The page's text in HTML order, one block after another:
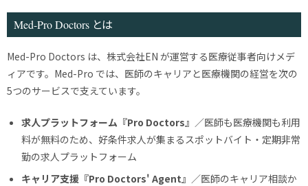
Med-Pro Doctors とは
Med-Pro Doctors は、株式会社EN が運営する医療従事者向けメデ
ィアです。Med-Pro では、医師のキャリアと医療機関の経営を次の
5つのサービスで支えています。
求人プラットフォーム『Pro Doctors』 ／医師も医療機関も利用
料が無料のため、好条件求人が集まるスポットバイト・定期非常
勤の求人プラットフォーム
キャリア支援『Pro Doctors' Agent』 ／医師のキャリア相談か